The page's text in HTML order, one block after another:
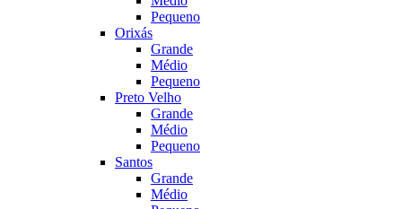
Pequeno
Orixás
Grande
Médio
Pequeno
Preto Velho
Grande
Médio
Pequeno
Santos
Grande
Médio